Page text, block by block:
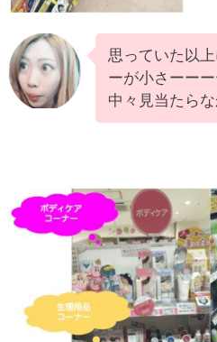
思っていた以
ーが小さーー
中々見当たら